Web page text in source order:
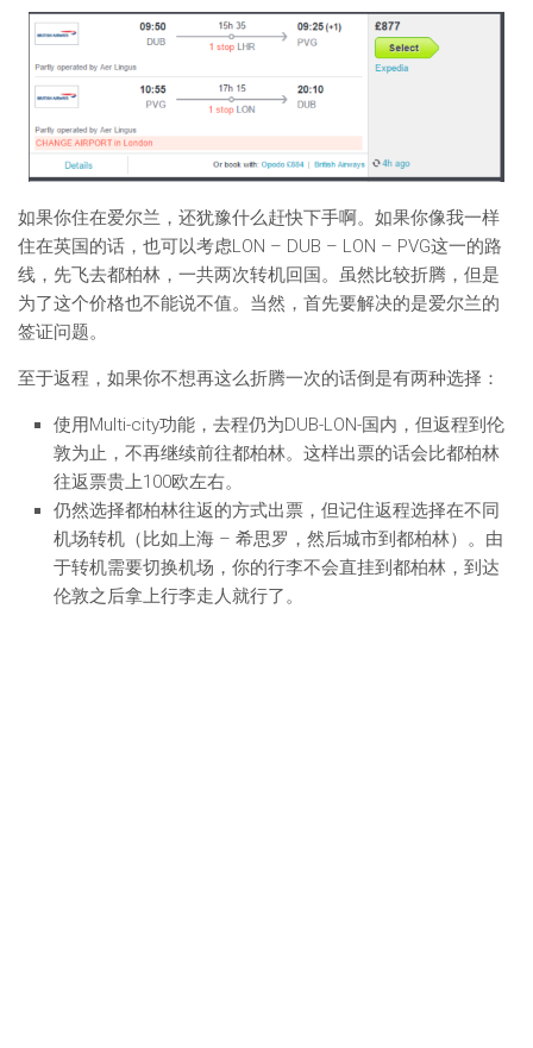
如果你住在爱尔兰，还犹豫什么赶快下手啊。如果你像我一样
住在英国的话，也可以考虑LON – DUB – LON – PVG这一的路
线，先飞去都柏林，一共两次转机回国。虽然比较折腾，但是
为了这个价格也不能说不值。当然，首先要解决的是爱尔兰的
签证问题。
至于返程，如果你不想再这么折腾一次的话倒是有两种选择：
使用Multi-city功能，去程仍为DUB-LON-国内，但返程到伦
敦为止，不再继续前往都柏林。这样出票的话会比都柏林
往返票贵上100欧左右。
仍然选择都柏林往返的方式出票，但记住返程选择在不同
机场转机（比如上海 – 希思罗，然后城市到都柏林）。由
于转机需要切换机场，你的行李不会直挂到都柏林，到达
伦敦之后拿上行李走人就行了。